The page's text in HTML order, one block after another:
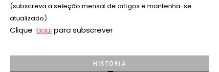
(subscreva a seleção mensal de artigos e mantenha-se
atualizado)
Clique aqui para subscrever
HISTÓRIA